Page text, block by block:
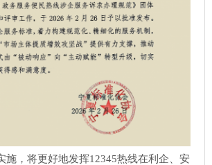
施，将更好地发挥12345热线在利企、安